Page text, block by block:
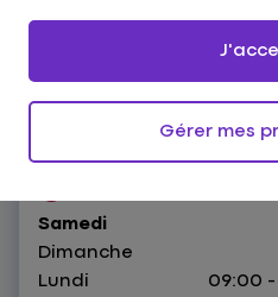
32 Avenue Foch, 49300
Samedi
Dimanche
Lundi
09:00 -
Gérer mes